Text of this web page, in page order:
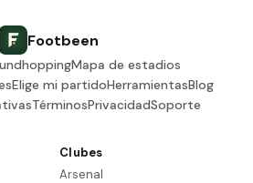
Footbeen
Mapa de estadios
Elige mi partidoHerramientasBlog
TérminosPrivacidadSoporte
Clubes
Arsenal